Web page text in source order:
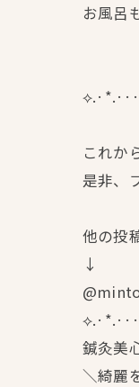
お風呂
これか
是非、
他の投
↓
鍼灸美
＼綺麗